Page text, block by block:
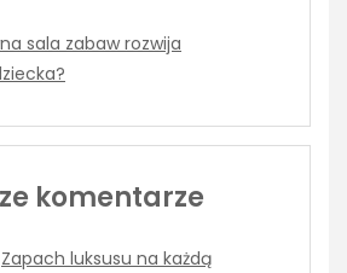
sala zabaw rozwija
komentarze
Zapach luksusu na każdą